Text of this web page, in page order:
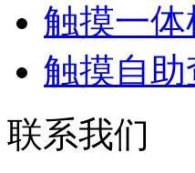
触摸一
触摸自
联系我们